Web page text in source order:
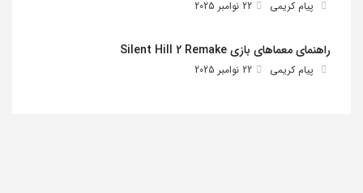
پیام کریمی 22 نوامبر 2025
راهنمای معماهای بازی Silent Hill 2 Remake
پیام کریمی 22 نوامبر 2025